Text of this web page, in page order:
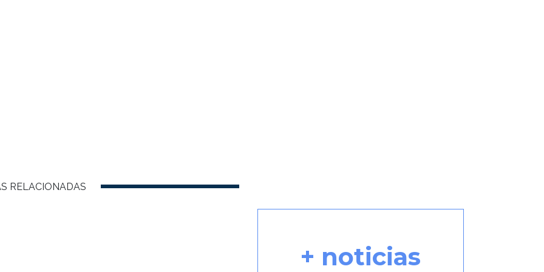
RELACIONADAS
+ noticias